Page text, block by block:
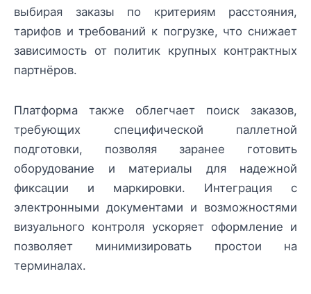
выбирая заказы по критериям расстояния,
тарифов и требований к погрузке, что снижает
зависимость от политик крупных контрактных
партнёров.
Платформа также облегчает поиск заказов,
требующих специфической паллетной
подготовки, позволяя заранее готовить
оборудование и материалы для надежной
фиксации и маркировки. Интеграция с
электронными документами и возможностями
визуального контроля ускоряет оформление и
позволяет минимизировать простои на
терминалах.